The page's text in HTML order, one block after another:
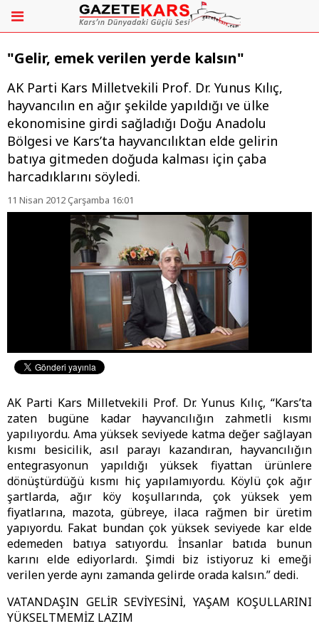
"Gelir, emek verilen yerde kalsın"
AK Parti Kars Milletvekili Prof. Dr. Yunus Kılıç,
hayvancılın en ağır şekilde yapıldığı ve ülke
ekonomisine girdi sağladığı Doğu Anadolu
Bölgesi ve Kars’ta hayvancılıktan elde gelirin
batıya gitmeden doğuda kalması için çaba
harcadıklarını söyledi.
11 Nisan 2012 Çarşamba 16:01
AK Parti Kars Milletvekili Prof. Dr. Yunus Kılıç, “Kars’ta
zaten bugüne kadar hayvancılığın zahmetli kısmı
yapılıyordu. Ama yüksek seviyede katma değer sağlayan
kısmı besicilik, asıl parayı kazandıran, hayvancılığın
entegrasyonun yapıldığı yüksek fiyattan ürünlere
dönüştürdüğü kısmı hiç yapılamıyordu. Köylü çok ağır
şartlarda, ağır köy koşullarında, çok yüksek yem
fiyatlarına, mazota, gübreye, ilaca rağmen bir üretim
yapıyordu. Fakat bundan çok yüksek seviyede kar elde
edemeden batıya satıyordu. İnsanlar batıda bunun
karını elde ediyorlardı. Şimdi biz istiyoruz ki emeği
verilen yerde aynı zamanda gelirde orada kalsın.” dedi.
VATANDAŞIN GELİR SEVİYESİNİ, YAŞAM KOŞULLARINI
YÜKSELTMEMİZ LAZIM